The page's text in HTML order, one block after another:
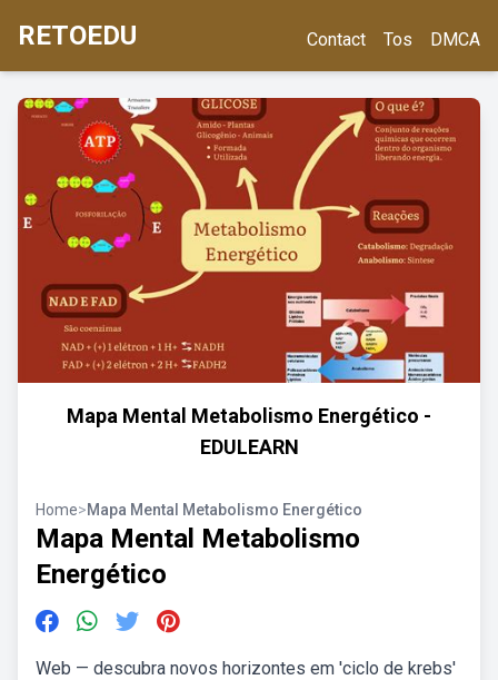
RETOEDU Contact Tos DMCA
Mapa Mental Metabolismo Energético -
EDULEARN
Home>Mapa Mental Metabolismo Energético
Mapa Mental Metabolismo
Energético
Web — descubra novos horizontes em 'ciclo de krebs'